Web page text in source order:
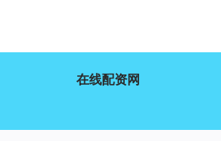
在线配资网